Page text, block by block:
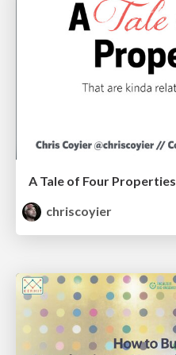
A Tale of Four Properties
chriscoyier